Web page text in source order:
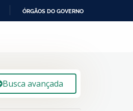
ÓRGÃOS DO GOVERNO
Busca avançada